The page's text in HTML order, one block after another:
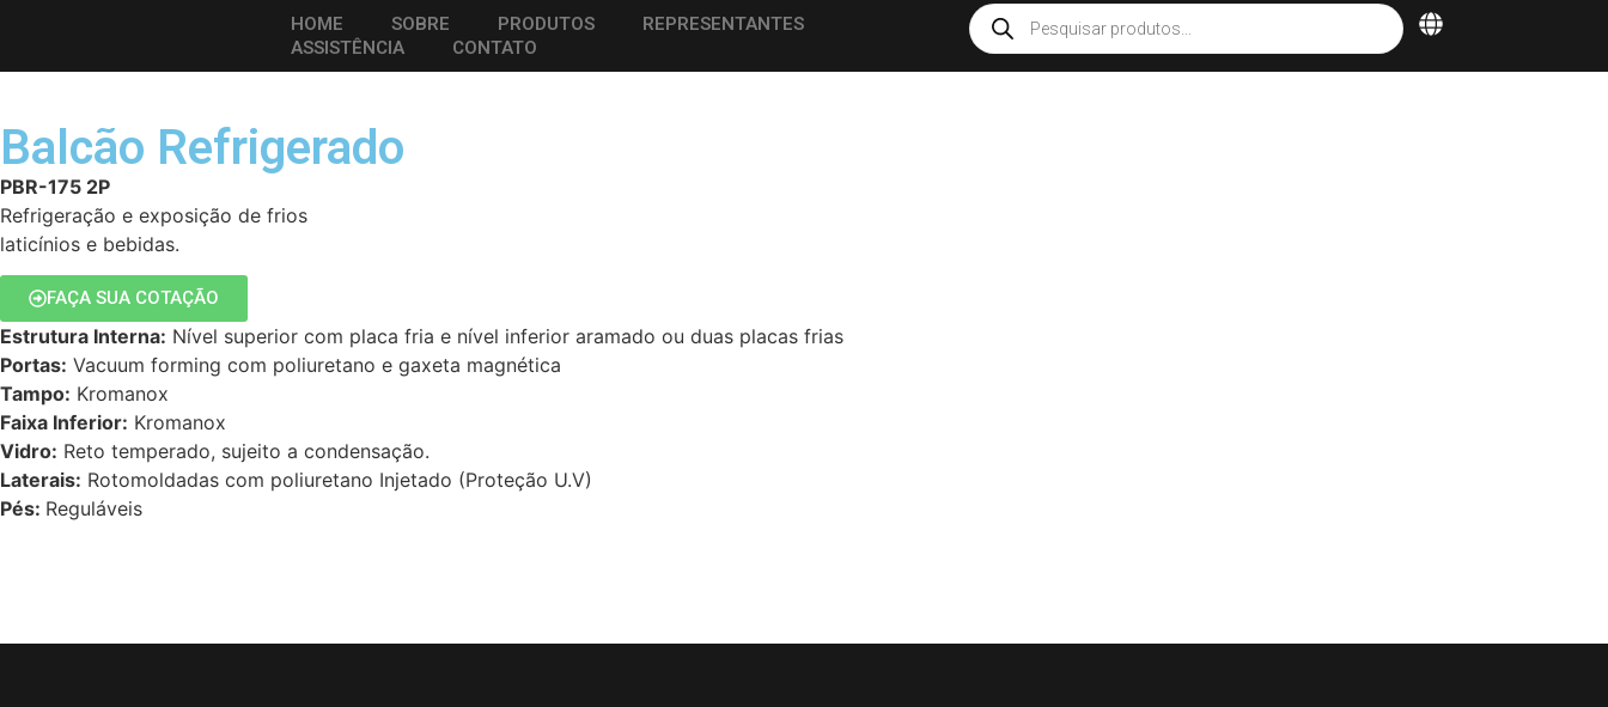
HOME SOBRE PRODUTOS
REPRESENTANTES
ASSISTÊNCIA
CONTATO
Balcão Refrigerado
PBR-175 2P
Refrigeração e exposição de frios
laticínios e bebidas.
FAÇA SUA COTAÇÃO
Estrutura Interna: Nível superior com placa fria e nível inferior aramado ou duas placas frias
Portas: Vacuum forming com poliuretano e gaxeta magnética
Tampo: Kromanox
Faixa Inferior: Kromanox
Vidro: Reto temperado, sujeito a condensação.
Laterais: Rotomoldadas com poliuretano Injetado (Proteção U.V)
Pés: Reguláveis